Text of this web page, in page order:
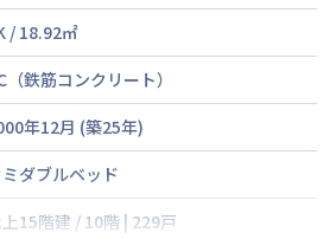
/ 18.92㎡
（鉄筋コンクリート）
年12月 (築25年)
ダブルベッド
15階建 / 10階 | 229戸